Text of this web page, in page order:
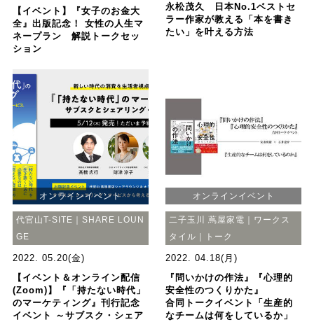
【イベント】『女子のお金大
全』出版記念！ 女性の人生マ
ネープラン 解説トークセッ
ション
永松茂久 日本No.1ベストセ
ラー作家が教える「本を書き
たい」を叶える方法
オンラインイベント
代官山T-SITE｜SHARE LOUN
GE
2022. 05.20(金)
【イベント＆オンライン配信
(Zoom)】『「持たない時代」
のマーケティング』刊行記念
イベント ～サブスク・シェア
オンラインイベント
二子玉川 蔦屋家電｜ワークス
タイル｜トーク
2022. 04.18(月)
『問いかけの作法』『心理的
安全性のつくりかた』
合同トークイベント「生産的
なチームは何をしているか」